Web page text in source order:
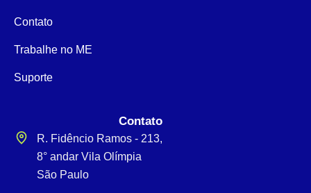
Contato
Trabalhe no ME
Suporte
Contato
R. Fidêncio Ramos - 213,
8° andar Vila Olímpia
São Paulo